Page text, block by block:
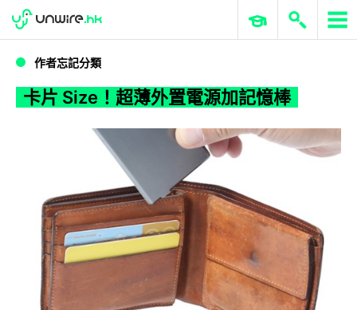
卡片 Size！超薄外置電源加記憶棒
WWDC 2026 ERP 與商業 AI
作者忘記分類
卡片 Size！超薄外置電源加記憶棒